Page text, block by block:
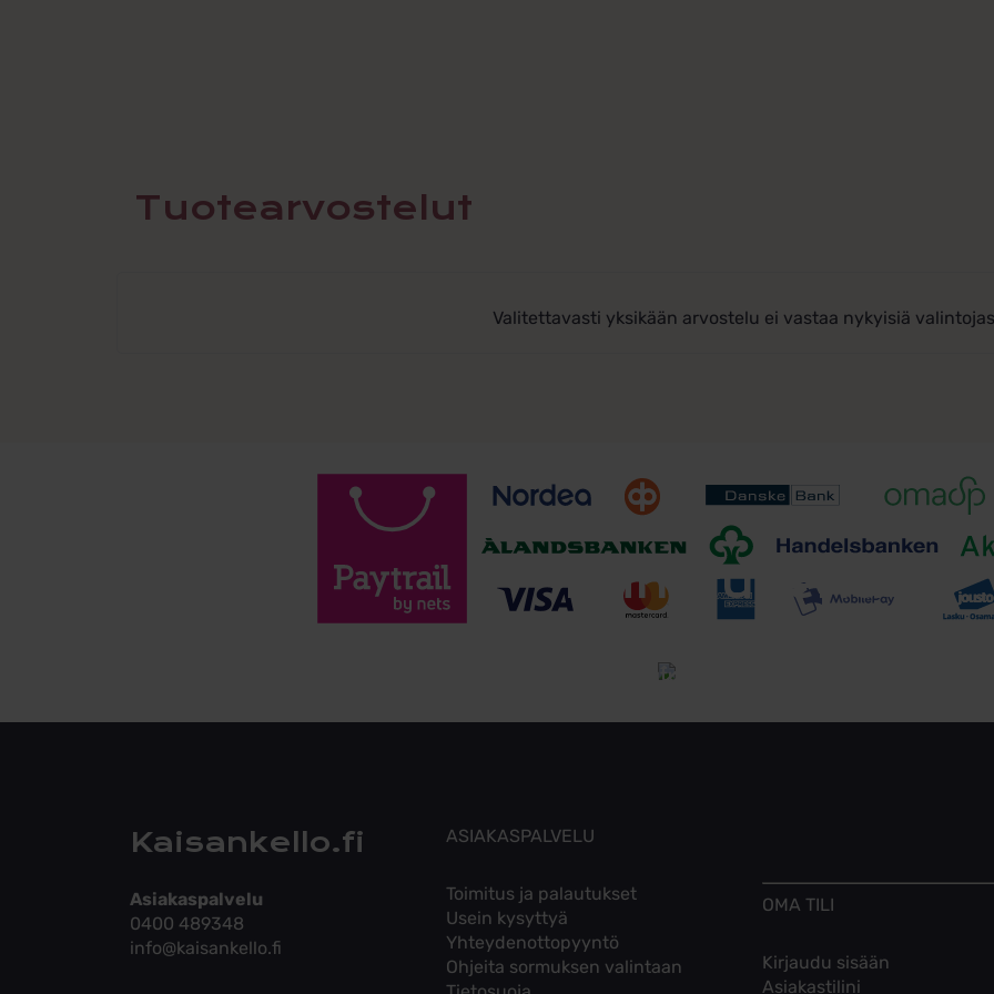
Tuotearvostelut
Valitettavasti yksikään arvostelu ei vastaa nykyisiä
Toimitusehdot
Tutustu toimitusehtoihin
Kaisankello.fi
Asiakaspalvelu
0400 489348
info@kaisankello.fi
ASIAKASPALVELU
Toimitus ja palautukset
Usein kysyttyä
Yhteydenottopyyntö
Ohjeita sormuksen valintaan
OMA TILI
Kirjaudu sisään
Asiakastilini